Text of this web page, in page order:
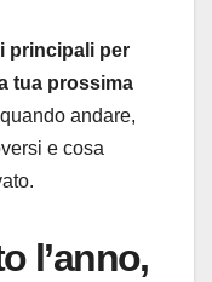
principali per
tua prossima
andare,
e cosa
l’anno,